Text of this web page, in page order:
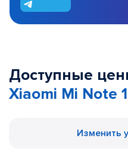
Доступные
Xiaomi Mi Note
Изменить